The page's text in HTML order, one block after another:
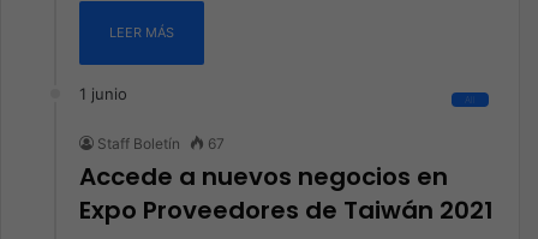
LEER MÁS
1 junio All
Staff Boletín 67
Accede a nuevos negocios en
Expo Proveedores de Taiwán 2021